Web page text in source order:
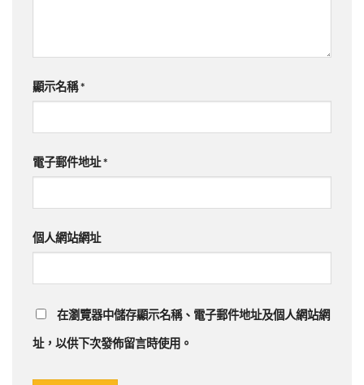
顯示名稱*
電子郵件地址*
個人網站網址
在瀏覽器中儲存顯示名稱、電子郵件地址及個人網站網
址，以供下次發佈留言時使用。